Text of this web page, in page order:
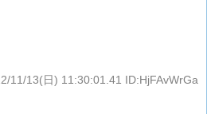
11/13(日) 11:30:01.41 ID:HjFAvWrGa